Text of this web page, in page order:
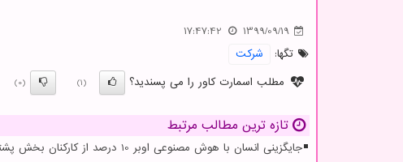
1399/09/19
17:47:42
تگها:
شركت
مطلب اسمارت کاور را می پسندید؟
(1)
(0)
تازه ترین مطالب مرتبط
جایگزینی انسان با هوش مصنوعی اوبر 10 درصد از کارکنان بخش پشتیبانی خویش را تعدیل کرد